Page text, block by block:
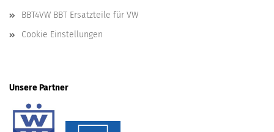
BBT4VW BBT Ersatzteile für VW
Cookie Einstellungen
Unsere Partner